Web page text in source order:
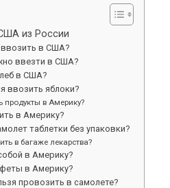
из России
в США?
ввезти в США?
в США?
ввозить яблоки?
в Америку?
в Америку?
таблетки без упаковки?
в багаже лекарства?
в Америку?
в Америку?
провозить в самолете?